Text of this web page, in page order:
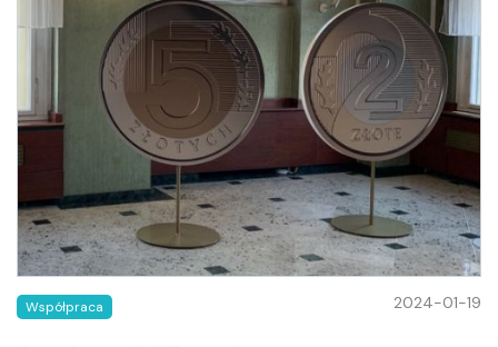
Współpraca 2024-01-19